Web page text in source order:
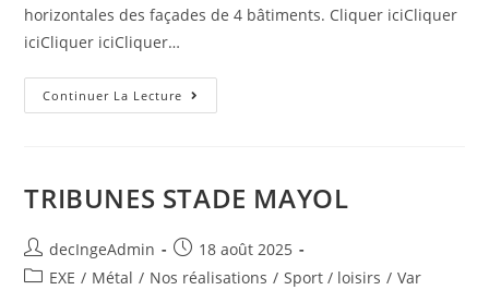
horizontales des façades de 4 bâtiments. Cliquer iciCliquer
iciCliquer iciCliquer…
Continuer La Lecture
TRIBUNES STADE MAYOL
decIngeAdmin
18 août 2025
EXE / Métal / Nos réalisations / Sport / loisirs / Var